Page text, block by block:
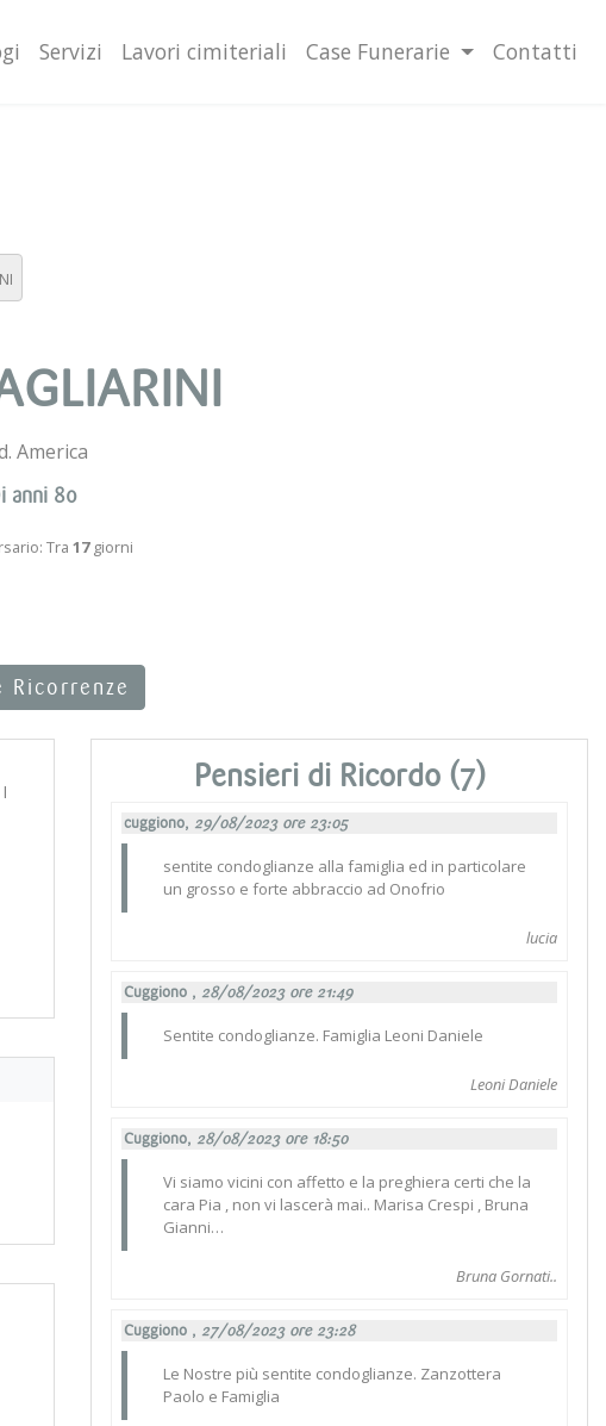
Servizi Lavori cimiteriali Case Funerarie Contatti
America
anni 80
Tra 17giorni
Ricorrenze
Pensieri di Ricordo (7)
cuggiono, 29/08/2023 ore 23:05
sentite condoglianze alla famiglia ed in particolare
un grosso e forte abbraccio ad Onofrio
lucia
Cuggiono , 28/08/2023 ore 21:49
Sentite condoglianze. Famiglia Leoni Daniele
Leoni Daniele
Cuggiono, 28/08/2023 ore 18:50
Vi siamo vicini con affetto e la preghiera certi che la
cara Pia , non vi lascerà mai.. Marisa Crespi , Bruna
Gianni…
Bruna Gornati..
Cuggiono , 27/08/2023 ore 23:28
Le Nostre più sentite condoglianze. Zanzottera
Paolo e Famiglia
finalità illustrate nella cookie policy. Chiudendo questo banner,
all’uso dei cookie. Ulteriori informazioni OK